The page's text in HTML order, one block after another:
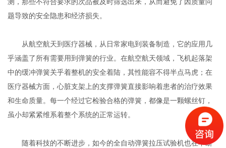
测，那些不符合要求的次品被及时筛选出来，从而避免了因质量问
题导致的安全隐患和经济损失。
从航空航天到医疗器械，从日常家电到装备制造，它的应用几
乎涵盖了所有需要用到弹簧的行业。在航空航天领域，飞机起落架
中的缓冲弹簧关乎着整机的安全着陆，其性能容不得半点马虎；在
医疗器械方面，心脏支架上的支撑弹簧直接影响着患者的治疗效果
和生命质量。每一个经过它检验合格的弹簧，都像是一颗螺丝钉，
虽小却紧紧维系着整个系统的正常运转。
随着科技的不断进步，如今的全自动弹簧拉压试验机也在不断